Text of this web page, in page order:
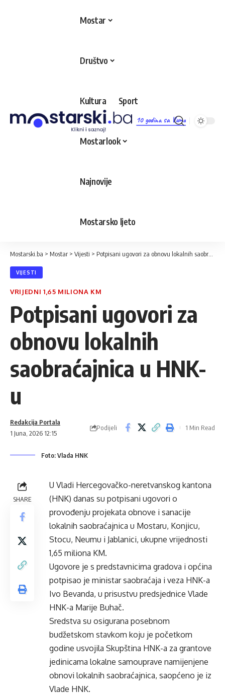
10 godina sa Vama
Mostar
Društvo
Kultura Sport
Mostarlook
Najnovije
Mostarsko ljeto
Mostarski.ba > Mostar > Vijesti > Potpisani ugovori za obnovu lokalnih saobraćajnica u HNK-u
VIJESTI
VRIJEDNI 1,65 MILIONA KM
Potpisani ugovori za
obnovu lokalnih
saobraćajnica u HNK-
u
1 Juna, 2026 12:15
Redakcija Portala
Podijeli 1 Min Read
Foto: Vlada HNK
SHARE
U Vladi Hercegovačko-neretvanskog kantona
(HNK) danas su potpisani ugovori o
provođenju projekata obnove i sanacije
lokalnih saobraćajnica u Mostaru, Konjicu,
Stocu, Neumu i Jablanici, ukupne vrijednosti
1,65 miliona KM.
Ugovore je s predstavnicima gradova i općina
potpisao je ministar saobraćaja i veza HNK-a
Ivo Bevanda, u prisustvu predsjednice Vlade
HNK-a Marije Buhač.
Sredstva su osigurana posebnom
budžetskom stavkom koju je početkom
godine usvojila Skupština HNK-a za grantove
jedinicama lokalne samouprave namijenjene
obnovi lokalnih saobraćajnica, saopćeno je iz
Vlade HNK.